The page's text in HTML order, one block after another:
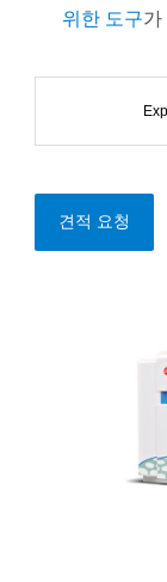
위한 도구가
견적 요청